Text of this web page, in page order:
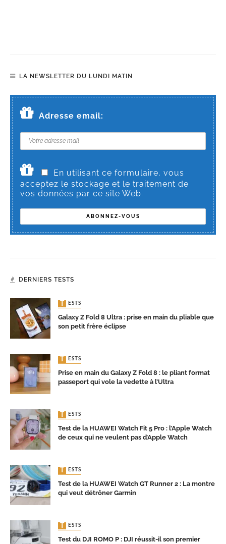
LA NEWSLETTER DU LUNDI MATIN
Adresse email:
En utilisant ce formulaire, vous
acceptez le stockage et le traitement de
vos données par ce site Web.
DERNIERS TESTS
TESTS
Galaxy Z Fold 8 Ultra : prise en main du pliable que
son petit frère éclipse
TESTS
Prise en main du Galaxy Z Fold 8 : le pliant format
passeport qui vole la vedette à l’Ultra
TESTS
Test de la HUAWEI Watch Fit 5 Pro : l’Apple Watch
de ceux qui ne veulent pas d’Apple Watch
TESTS
Test de la HUAWEI Watch GT Runner 2 : La montre
qui veut détrôner Garmin
TESTS
Test du DJI ROMO P : DJI réussit-il son premier